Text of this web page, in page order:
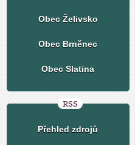
Obec Želivsko
Obec Brněnec
Obec Slatina
RSS
Přehled zdrojů